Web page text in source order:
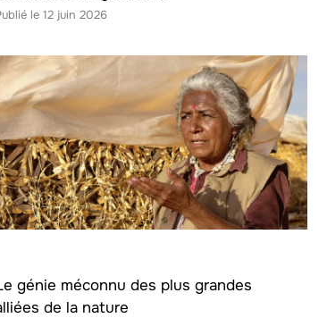
12 juin 2026
génie méconnu des plus grandes
de la nature